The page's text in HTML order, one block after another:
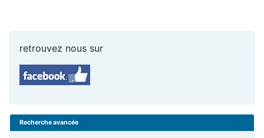
retrouvez nous sur
Recherche avancée